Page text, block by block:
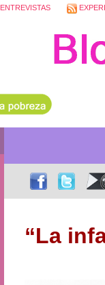
ENTREVISTAS
“La